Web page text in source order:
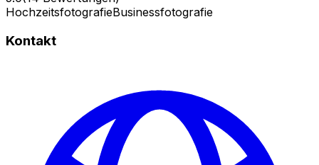
HochzeitsfotografieBusinessfotografie
Kontakt